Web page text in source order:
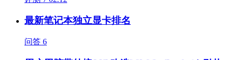
最新笔记本独立显卡排名
问答 6